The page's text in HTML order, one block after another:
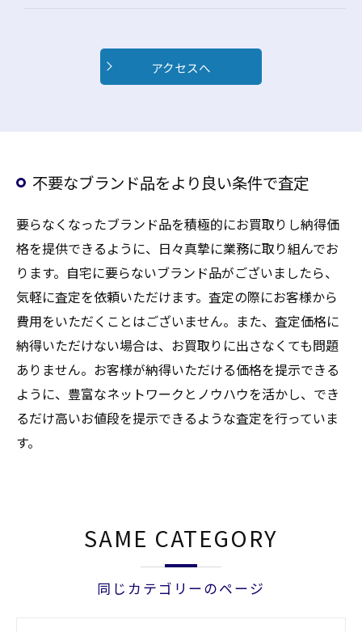
アクセスへ
不要なブランド品をより良い条件で査定
要らなくなったブランド品を積極的にお買取りし納得価
格を提供できるように、日々真摯に業務に取り組んでお
ります。自宅に要らないブランド品がございましたら、
気軽に査定を依頼いただけます。査定の際にお客様から
費用をいただくことはございません。また、査定価格に
納得いただけない場合は、お買取りに出さなくても問題
ありません。お客様が納得いただける価格を提示できる
ように、豊富なネットワークとノウハウを活かし、でき
るだけ高いお値段を提示できるような査定を行っていま
す。
同じカテゴリーのページ
SAME CATEGORY